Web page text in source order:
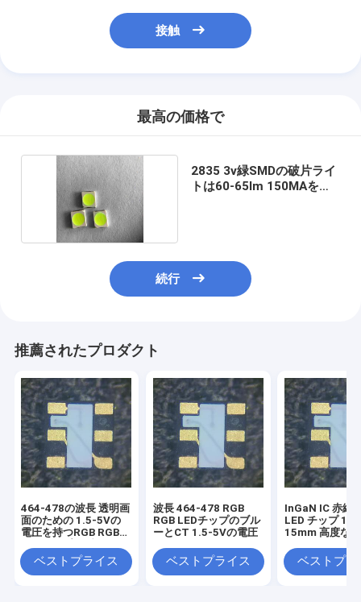
接触
最高の価格で
2835 3v緑SMDの破片ライ
トは60-65lm 150MAを導
続行
推薦されたプロダクト
464-478の波長 透明画
面のための 1.5-5Vの
電圧を持つRGB RGB
CTベストプライス
波長 464-478 RGB
RGB LEDチップのブル
ーとCT 1.5-5Vの電圧
ベストプライス
InGaN IC 赤緑
LED チップ
15mm 高度な
ベストプラ